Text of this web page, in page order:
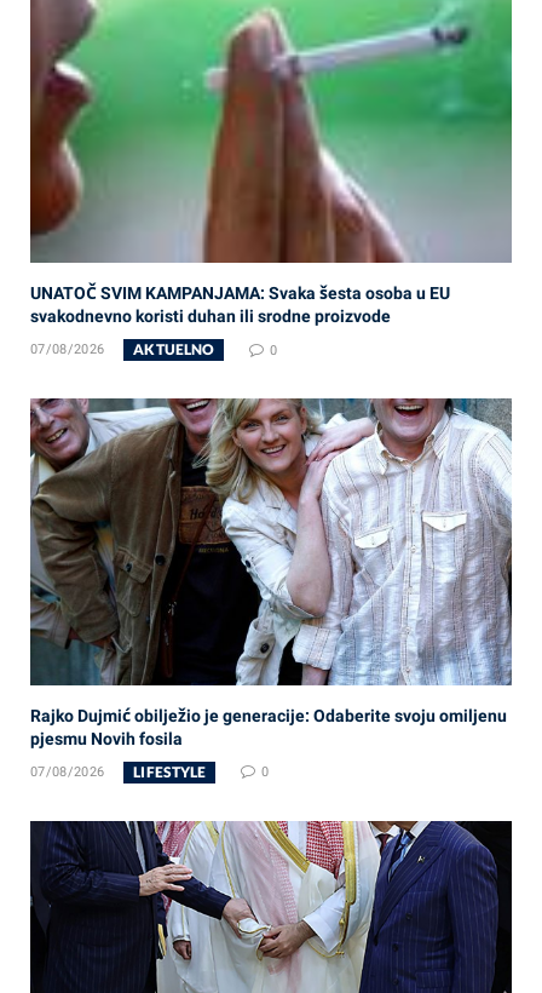
UNATOČ SVIM KAMPANJAMA: Svaka šesta osoba u EU
svakodnevno koristi duhan ili srodne proizvode
07/08/2026 AKTUELNO 0
Rajko Dujmić obilježio je generacije: Odaberite svoju omiljenu
pjesmu Novih fosila
07/08/2026 LIFESTYLE 0